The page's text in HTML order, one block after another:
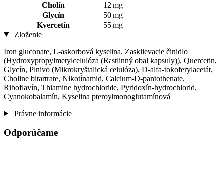
Cholín
12 mg
Glycín
50 mg
Kvercetín
55 mg
Zloženie
Iron gluconate, L-askorbová kyselina, Zasklievacie činidlo
(Hydroxypropylmetylcelulóza (Rastlinný obal kapsuly)), Quercetin,
Glycín, Plnivo (Mikrokryštalická celulóza), D-alfa-tokoferylacetát,
Choline bitartrate, Nikotínamid, Calcium-D-pantothenate,
Riboflavín, Thiamine hydrochloride, Pyridoxín-hydrochlorid,
Cyanokobalamín, Kyselina pteroylmonoglutamínová
Právne informácie
Odporúčame